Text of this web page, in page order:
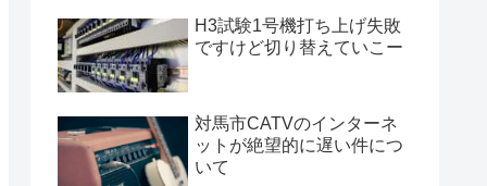
H3試験1号機打ち上げ失敗
ですけど切り替えていこー
対馬市CATVのインターネ
ットが絶望的に遅い件につ
いて